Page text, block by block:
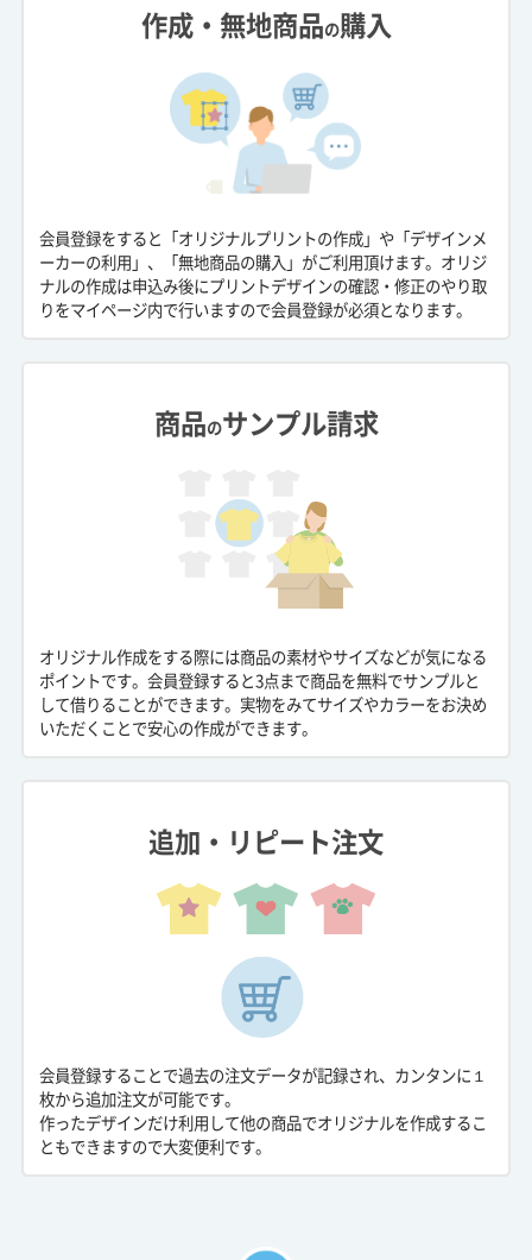
作成・無地商品の購入
会員登録をすると「オリジナルプリントの作成」や「デザインメ
ーカーの利用」、「無地商品の購入」がご利用頂けます。オリジ
ナルの作成は申込み後にプリントデザインの確認・修正のやり取
りをマイページ内で行いますので会員登録が必須となります。
商品のサンプル請求
オリジナル作成をする際には商品の素材やサイズなどが気になる
ポイントです。会員登録すると3点まで商品を無料でサンプルと
して借りることができます。実物をみてサイズやカラーをお決め
いただくことで安心の作成ができます。
追加・リピート注文
会員登録することで過去の注文データが記録され、カンタンに１
枚から追加注文が可能です。
作ったデザインだけ利用して他の商品でオリジナルを作成するこ
ともできますので大変便利です。